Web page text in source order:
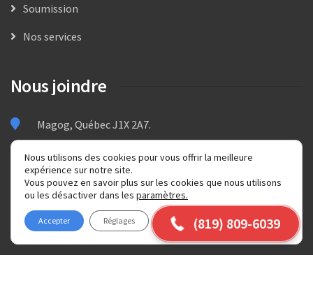
Soumission
Nos services
Nous joindre
Magog, Québec J1X 2A7.
819-809-6039
Ouvert 24h/7
Nous utilisons des cookies pour vous offrir la meilleure
expérience sur notre site.
Vous pouvez en savoir plus sur les cookies que nous utilisons
ou les désactiver dans les paramètres.
Accepter Réglages (819) 809-6039